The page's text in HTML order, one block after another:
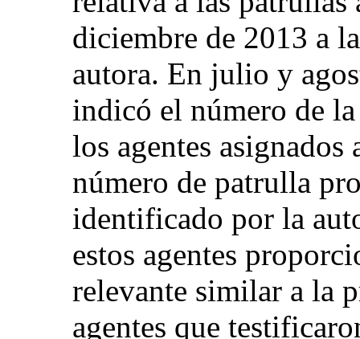
diciembre de 2013 a
autora. En julio y
indicó el número de
los agentes
número de patrulla
identificado por la
estos agentes
relevante similar a la
agentes que